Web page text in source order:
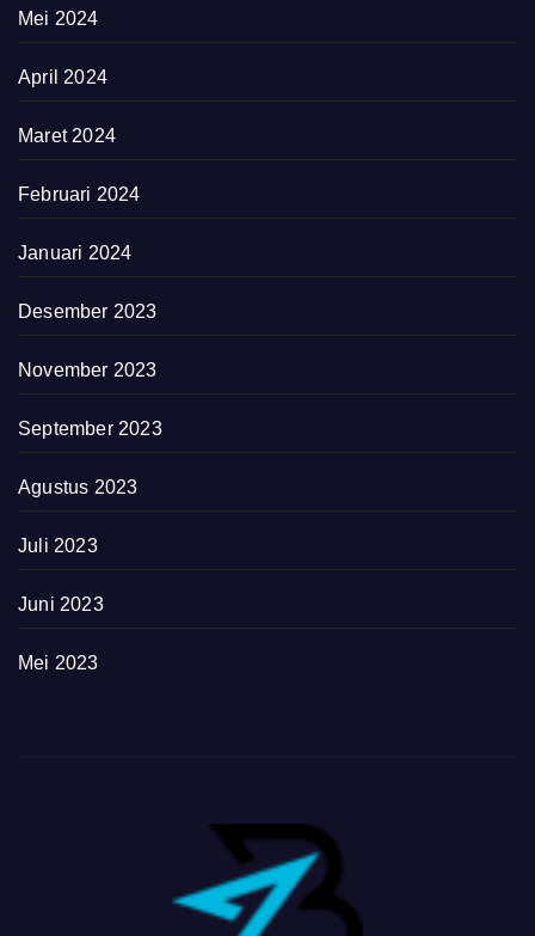
Mei 2024
April 2024
Maret 2024
Februari 2024
Januari 2024
Desember 2023
November 2023
September 2023
Agustus 2023
Juli 2023
Juni 2023
Mei 2023